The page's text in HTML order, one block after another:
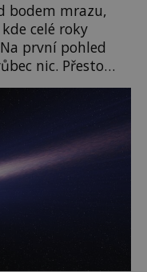
bodem mrazu,
celé roky
první pohled
nic. Přesto
které
nález mění